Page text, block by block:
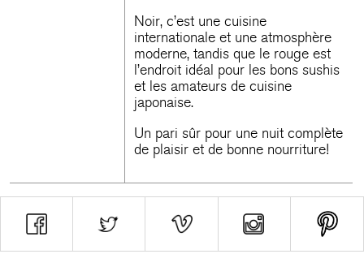
Noir, c’est une cuisine
internationale et une atmosphère
moderne, tandis que le rouge est
l’endroit idéal pour les bons sushis
et les amateurs de cuisine
japonaise.
Un pari sûr pour une nuit complète
de plaisir et de bonne nourriture!